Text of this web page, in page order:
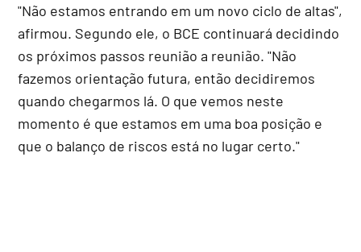
"Não estamos entrando em um novo ciclo de altas",
afirmou. Segundo ele, o BCE continuará decidindo
os próximos passos reunião a reunião. "Não
fazemos orientação futura, então decidiremos
quando chegarmos lá. O que vemos neste
momento é que estamos em uma boa posição e
que o balanço de riscos está no lugar certo."